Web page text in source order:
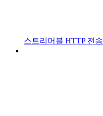
스트리머블 HTTP 전송